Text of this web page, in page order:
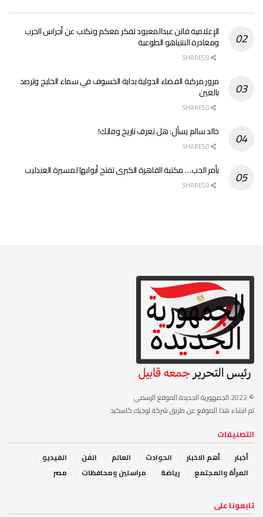
الإعلامية فاتن عبدالمعبود تفكر معكم ونكتب عن أجراس الحرب
ومغادرة النتنياهو الطوعية
مرور مركبة الفضاء الدولية بداية الخسوف في سماء الخليج وترصد
بالعين
خالد سالم يسأل: هل تعرف تاريخ وفاتك!
بأمر الحب… مكتبة القاهرة الكبرى تفتح أبوابها لمسيرة العندليب
© 2022
الجمهورية الجديدة الموقع الرسمي
تم انشاء هذا الموقع عن طريق شركة لوجيك كاسكيد
التصنيفات
أخبار أهم الاخبار ‏الحوادث ‏العالم الفن
‏الفيديو
‏المرأة والمجتمع
رياضة مراسلين ومحافظات مصر
‏تابعونا على